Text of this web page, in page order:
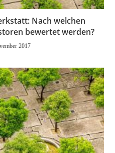
Nach welchen
bewertet werden?
2017